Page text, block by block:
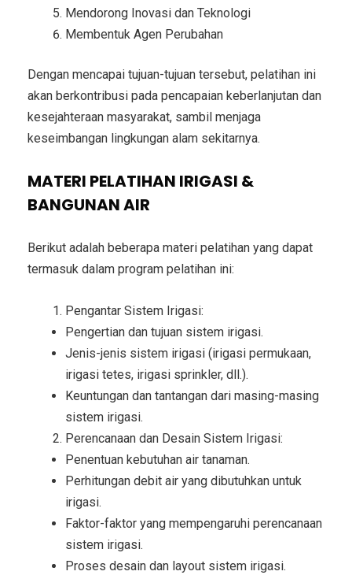
Mendorong Inovasi dan Teknologi
Membentuk Agen Perubahan
Dengan mencapai tujuan-tujuan tersebut, pelatihan ini
akan berkontribusi pada pencapaian keberlanjutan dan
kesejahteraan masyarakat, sambil menjaga
keseimbangan lingkungan alam sekitarnya.
MATERI PELATIHAN IRIGASI &
BANGUNAN AIR
Berikut adalah beberapa materi pelatihan yang dapat
termasuk dalam program pelatihan ini:
Pengantar Sistem Irigasi:
Pengertian dan tujuan sistem irigasi.
Jenis-jenis sistem irigasi (irigasi permukaan,
irigasi tetes, irigasi sprinkler, dll.).
Keuntungan dan tantangan dari masing-masing
sistem irigasi.
Perencanaan dan Desain Sistem Irigasi:
Penentuan kebutuhan air tanaman.
Perhitungan debit air yang dibutuhkan untuk
irigasi.
Faktor-faktor yang mempengaruhi perencanaan
sistem irigasi.
Proses desain dan layout sistem irigasi.